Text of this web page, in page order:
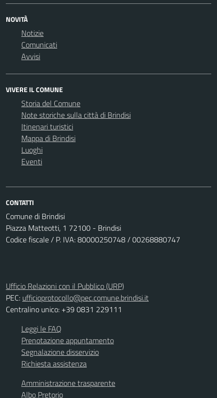
NOVITÀ
Notizie
Comunicati
Avvisi
VIVERE IL COMUNE
Storia del Comune
Note storiche sulla città di Brindisi
Itinenari turistici
Mappa di Brindisi
Luoghi
Eventi
CONTATTI
Comune di Brindisi
Piazza Matteotti, 1 72100 - Brindisi
Codice fiscale / P. IVA: 80000250748 / 00268880747
Ufficio Relazioni con il Pubblico (URP)
PEC: ufficioprotocollo@pec.comune.brindisi.it
Centralino unico: +39 0831 229111
Leggi le FAQ
Prenotazione appuntamento
Segnalazione disservizio
Richiesta assistenza
Amministrazione trasparente
Albo Pretorio